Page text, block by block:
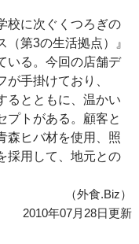
校に次ぐくつろぎの
第3の生活拠点）』
いる。今回の店舗デ
手掛けており、
るとともに、温かい
プトがある。顧客と
森ヒバ材を使用、照
採用して、地元との
（外食.Biz）
2010年07月28日更新